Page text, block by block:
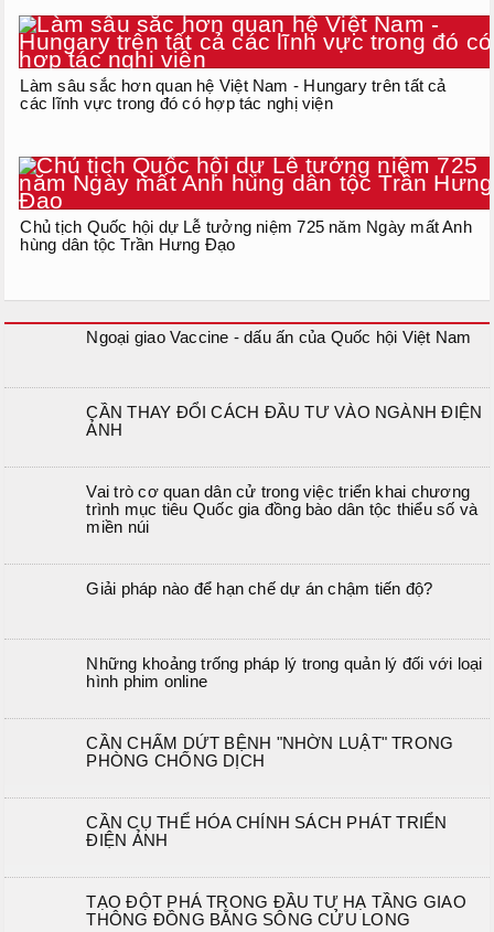
Làm sâu sắc hơn quan hệ Việt Nam - Hungary trên tất cả
các lĩnh vực trong đó có hợp tác nghị viện
Chủ tịch Quốc hội dự Lễ tưởng niệm 725 năm Ngày mất Anh
hùng dân tộc Trần Hưng Đạo
Ngoại giao Vaccine - dấu ấn của Quốc hội Việt Nam
CẦN THAY ĐỔI CÁCH ĐẦU TƯ VÀO NGÀNH ĐIỆN
ẢNH
Vai trò cơ quan dân cử trong việc triển khai chương
trình mục tiêu Quốc gia đồng bào dân tộc thiểu số và
miền núi
Giải pháp nào để hạn chế dự án chậm tiến độ?
Những khoảng trống pháp lý trong quản lý đối với loại
hình phim online
CẦN CHẤM DỨT BỆNH "NHỜN LUẬT" TRONG
PHÒNG CHỐNG DỊCH
CẦN CỤ THỂ HÓA CHÍNH SÁCH PHÁT TRIỂN
ĐIỆN ẢNH
TẠO ĐỘT PHÁ TRONG ĐẦU TƯ HẠ TẦNG GIAO
THÔNG ĐỒNG BẰNG SÔNG CỬU LONG